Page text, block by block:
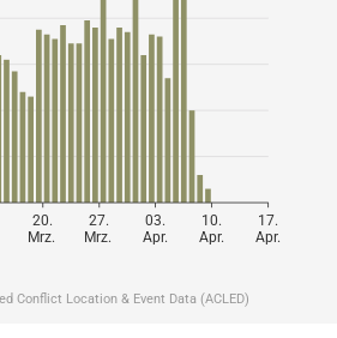
Conflict Location & Event Data (ACLED)
20.
Mrz.
27.
Mrz.
03.
Apr.
10.
Apr.
17.
Apr.